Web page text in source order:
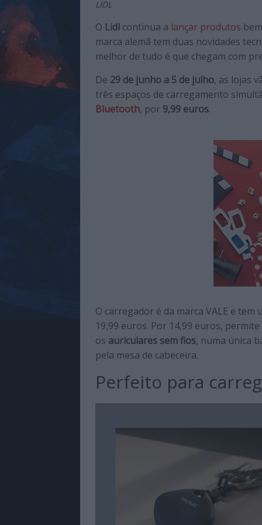
qualidade
enfoque
cultura
pop.
LIDL
O Lidl continua a lançar produtos
marca alemã tem duas novidades
melhor de tudo é que chegam com
De 29 de junho a 5 de julho, as lojas
três espaços de carregamento
Bluetooth, por 9,99 euros.
O carregador é da marca VALE e
19,99 euros. Por 14,99 euros,
os auriculares sem fios, numa única
pela mesa de cabeceira.
Perfeito para